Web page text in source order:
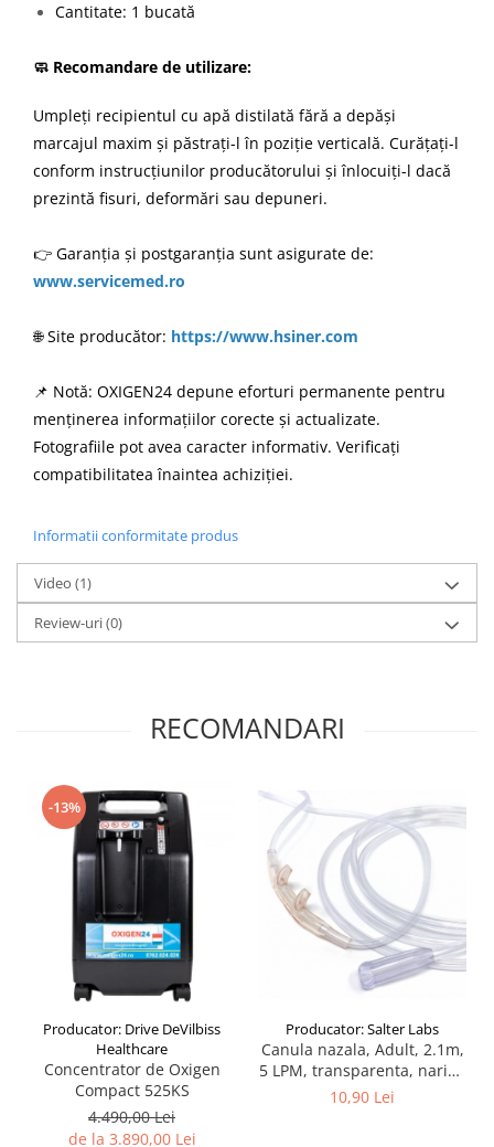
Cantitate: 1 bucată
🧼 Recomandare de utilizare:
Umpleți recipientul cu apă distilată fără a depăși
marcajul maxim și păstrați-l în poziție verticală. Curățați-l
conform instrucțiunilor producătorului și înlocuiți-l dacă
prezintă fisuri, deformări sau depuneri.
👉 Garanția și postgaranția sunt asigurate de:
www.servicemed.ro
🌐 Site producător: https://www.hsiner.com
📌 Notă: OXIGEN24 depune eforturi permanente pentru
menținerea informațiilor corecte și actualizate.
Fotografiile pot avea caracter informativ. Verificați
compatibilitatea înaintea achiziției.
Informatii conformitate produs
Video (1)
Review-uri(0)
RECOMANDARI
-13%
Producator: Drive DeVilbiss
Healthcare
Concentrator de Oxigen
Compact 525KS
4.490,00 Lei
de la 3.890,00 Lei
Producator: Salter Labs
Canula nazala, Adult, 2.1m,
5 LPM, transparenta, narine
curbate si conice
10,90 Lei